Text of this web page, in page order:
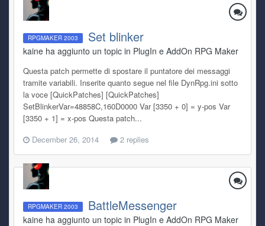
RPGMAKER 2003 Set blinker
kaine ha aggiunto un topic in PlugIn e AddOn RPG Maker
Questa patch permette di spostare il puntatore dei messaggi
tramite variabili. Inserite quanto segue nel file DynRpg.ini sotto
la voce [QuickPatches] [QuickPatches]
SetBlinkerVar=48858C,160D0000 Var [3350 + 0] = y-pos Var
[3350 + 1] = x-pos Questa patch...
December 26, 2014
2 replies
RPGMAKER 2003 BattleMessenger
kaine ha aggiunto un topic in PlugIn e AddOn RPG Maker